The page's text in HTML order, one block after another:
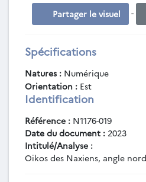
Partager le visuel
-
Spécifications
Natures : Numérique
Orientation : Est
Identification
Référence : N1176-019
Date du document : 2023
Intitulé/Analyse :
Oikos des Naxiens, angle